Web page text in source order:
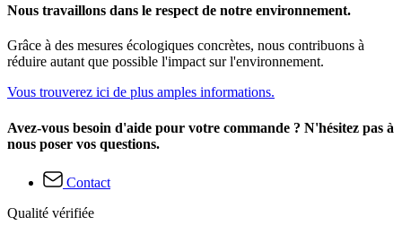
Nous travaillons dans le respect de notre environnement.
Grâce à des mesures écologiques concrètes, nous contribuons à
réduire autant que possible l'impact sur l'environnement.
Vous trouverez ici de plus amples informations.
Avez-vous besoin d'aide pour votre commande ? N'hésitez pas à
nous poser vos questions.
Contact
Qualité vérifiée